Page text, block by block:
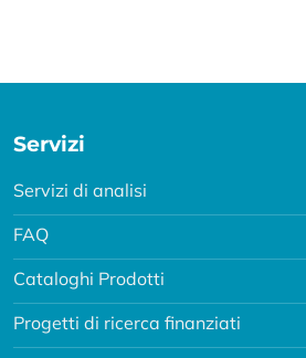
Servizi
Servizi di analisi
FAQ
Cataloghi Prodotti
Progetti di ricerca finanziati